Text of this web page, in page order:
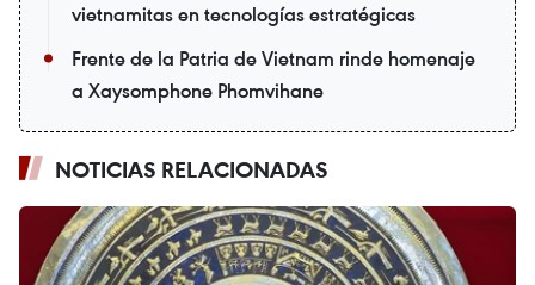
vietnamitas en tecnologías estratégicas
Frente de la Patria de Vietnam rinde homenaje
a Xaysomphone Phomvihane
NOTICIAS RELACIONADAS